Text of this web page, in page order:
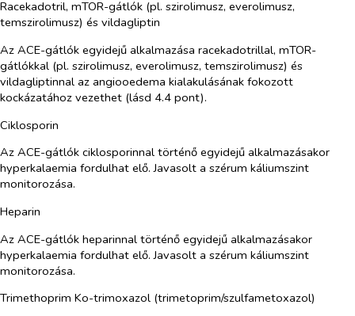
Racekadotril, mTOR-gátlók (pl. szirolimusz, everolimusz,
temszirolimusz) és vildagliptin
Az ACE-gátlók egyidejű alkalmazása racekadotrillal, mTOR-
gátlókkal (pl. szirolimusz, everolimusz, temszirolimusz) és
vildagliptinnal az angiooedema kialakulásának fokozott
kockázatához vezethet (lásd 4.4 pont).
Ciklosporin
Az ACE-gátlók ciklosporinnal történő egyidejű alkalmazásakor
hyperkalaemia fordulhat elő. Javasolt a szérum káliumszint
monitorozása.
Heparin
Az ACE-gátlók heparinnal történő egyidejű alkalmazásakor
hyperkalaemia fordulhat elő. Javasolt a szérum káliumszint
monitorozása.
Trimethoprim Ko-trimoxazol (trimetoprim/szulfametoxazol)